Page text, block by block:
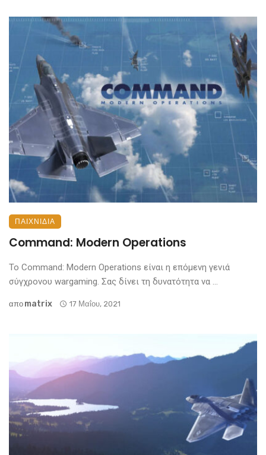
ΠΑΙΧΝΊΔΙΑ
Command: Modern Operations
Το Command: Modern Operations είναι η επόμενη γενιά
σύγχρονου wargaming. Σας δίνει τη δυνατότητα να ...
απο Matrix 17 Μαΐου, 2021